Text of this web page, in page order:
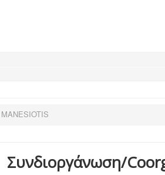
MANESIOTIS
Συνδιοργάνωση/